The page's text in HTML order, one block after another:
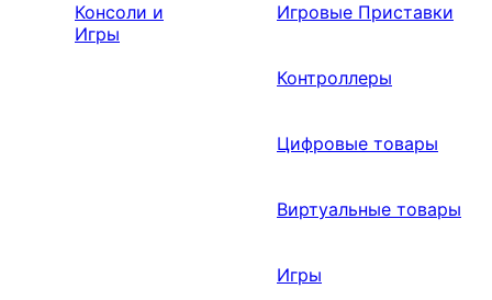
Консоли и
Игры
Игровые Приставки
Контроллеры
Цифровые товары
Виртуальные товары
Игры